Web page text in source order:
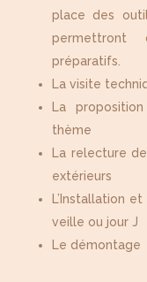
place des
permettront
préparatifs.
La visite
La
thème
La relecture
extérieurs
L’Installation
veille ou jour J
Le démontage